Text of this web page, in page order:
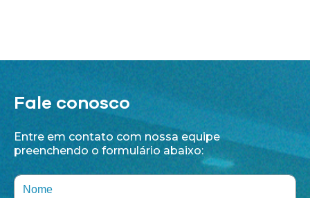
Fale conosco
Entre em contato com nossa equipe
preenchendo o formulário abaixo: